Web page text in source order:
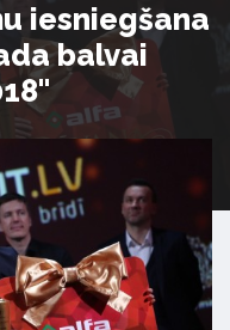
iesniegšana
balvai